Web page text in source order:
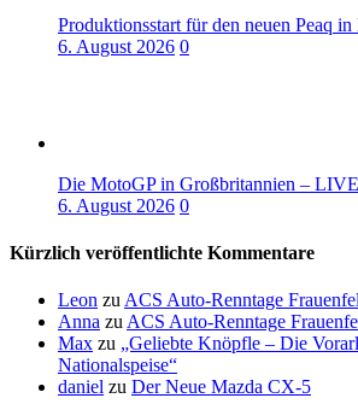
Produktionsstart für den neuen Peaq
6. August 2026 0
Die MotoGP in Großbritannien – LIVE
6. August 2026 0
Kürzlich veröffentlichte Kommentare
Leon zu ACS Auto-Renntage
Anna zu ACS Auto-Renntage
Max zu „Geliebte Knöpfle – Die
Nationalspeise“
daniel zu Der Neue Mazda CX-5